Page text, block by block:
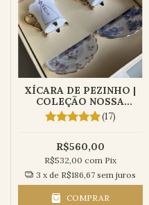
XÍCARA DE PEZINHO |
COLEÇÃO NOSSA
SENHORA(17)
R$560,00
R$532,00 com Pix
3 x de R$186,67 sem juros
COMPRAR